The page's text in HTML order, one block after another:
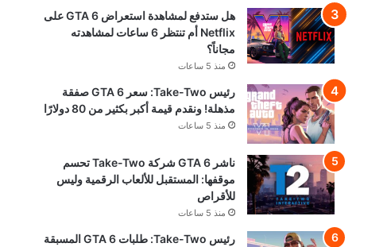
هل ستدفع لمشاهدة استعراض GTA 6 على
Netflix أم تنتظر 6 ساعات لمشاهدته
مجاناً؟
منذ 5 ساعات
رئيس Take-Two: سعر GTA 6 صفقة
مذهلة! ونقدم قيمة أكبر بكثير من 80 دولارًا
منذ 5 ساعات
ناشر GTA 6 شركة Take-Two تحسم
موقفها: المستقبل للألعاب الرقمية وليس
للأقراص
منذ 5 ساعات
رئيس Take-Two: طلبات GTA 6 المسبقة